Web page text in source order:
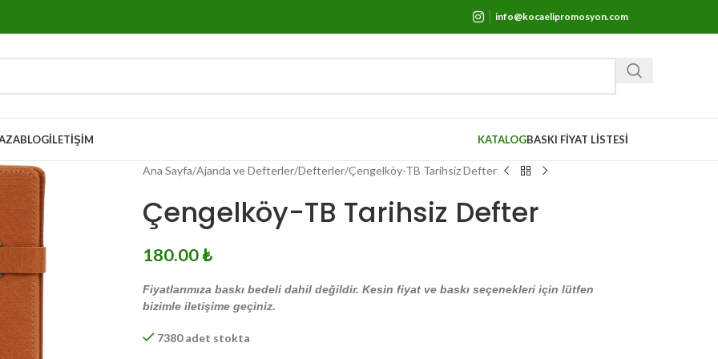
info@kocaelipromosyon.com
BLOGİLETIŞIM KATALOGBASKI FİYAT LİSTESİ
Ana Sayfa Ajanda ve Defterler Defterler Çengelköy-TB Tarihsiz Defter
Çengelköy-TB Tarihsiz Defter
180.00₺
Fiyatlarımıza baskı bedeli dahil değildir. Kesin fiyat ve baskı seçenekleri için lütfen
bizimle iletişime geçiniz.
7380 adet stokta